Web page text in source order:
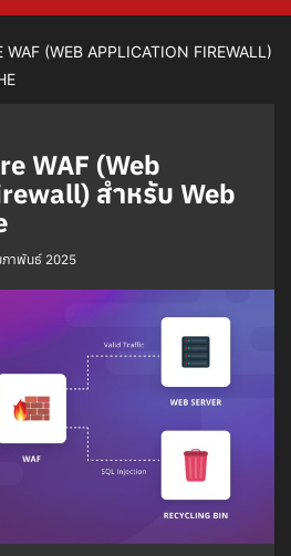
(WEB APPLICATION FIREWALL)
WAF (Web
สำหรับ Web
าพันธ์ 2025